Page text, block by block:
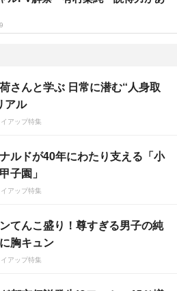
さんと学ぶ 日常に潜む“人身取
アル
アップ特集
ルドが40年にわたり支える「小
子園」
アップ特集
てんこ盛り！尊すぎる男子の純
胸キュン
アップ特集